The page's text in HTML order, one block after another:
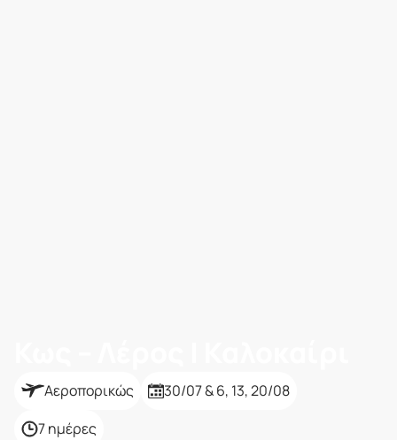
Αεροπορικώς
30/07 & 6, 13, 20/08
7 ημέρες